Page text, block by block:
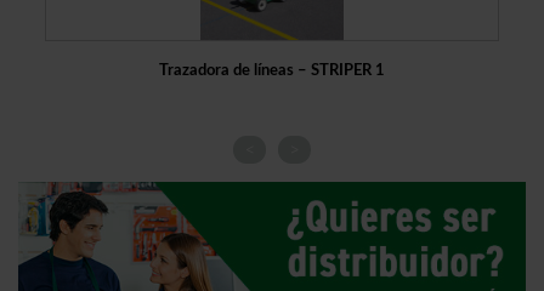
Trazadora de líneas – STRIPER 1